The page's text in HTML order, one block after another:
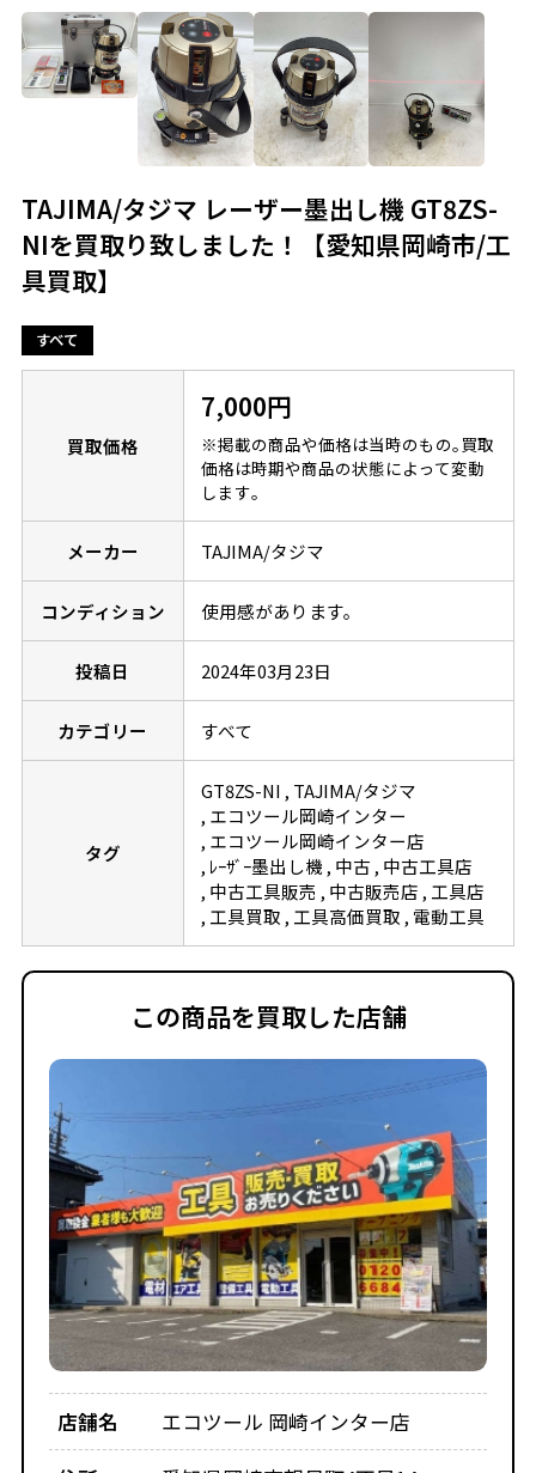
TAJIMA/タジマ レーザー墨出し機 GT8ZS-
NIを買取り致しました！【愛知県岡崎市/工
具買取】
すべて
買取価格
7,000円
※掲載の商品や価格は当時のもの｡買取
価格は時期や商品の状態によって変動
します｡
メーカー TAJIMA/タジマ
コンディション 使用感があります。
投稿日 2024年03月23日
カテゴリー すべて
タグ
GT8ZS-NI TAJIMA/タジマ
エコツール岡崎インター
エコツール岡崎インター店
ﾚｰｻﾞｰ墨出し機 中古 中古工具店
中古工具販売
中古販売店 工具店
工具買取 工具高価買取 電動工具
この商品を買取した店舗
店舗名
エコツール 岡崎インター店